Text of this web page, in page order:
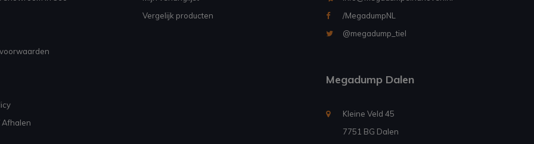
Afhalen
Vergelijk producten
/MegadumpNL
@megadump_tiel
Megadump Dalen
Kleine Veld 45
7751 BG Dalen